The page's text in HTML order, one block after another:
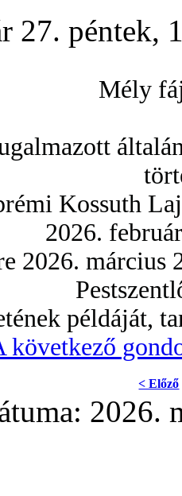
27. péntek,
Mély
Kossuth
2026.
2026. március
példáját,
következő
< Előző
2026.